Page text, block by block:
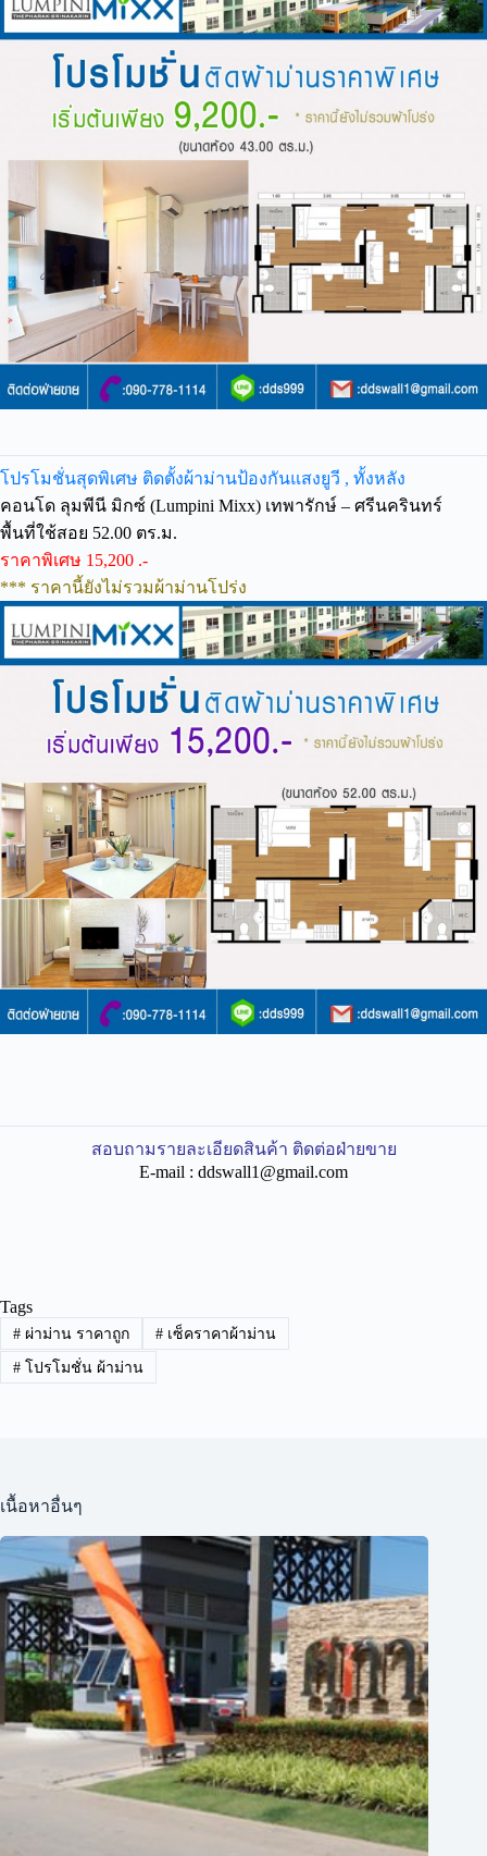
โปรโมชั่นสุดพิเศษ ติดตั้งผ้าม่านป้องกันแสงยูวี , ทั้งหลัง
คอนโด ลุมพีนี มิกซ์ (Lumpini Mixx) เทพารักษ์ – ศรีนครินทร์
พื้นที่ใช้สอย 52.00 ตร.ม.
ราคาพิเศษ 15,200 .-
*** ราคานี้ยังไม่รวมผ้าม่านโปร่ง
สอบถามรายละเอียดสินค้า ติดต่อฝ่ายขาย
E-mail : ddswall1@gmail.com
Tags
#ผ่าม่าน ราคาถูก #เซ็คราคาผ้าม่าน
#โปรโมชั่น ผ้าม่าน
เนื้อหาอื่นๆ